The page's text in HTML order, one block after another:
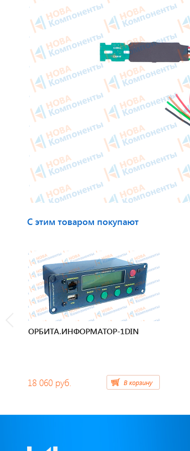
Приборные панели
Распродажа
Видеонаблюдение на транспорте
GPS и ГЛОНАСС трекеры
Датчики уровня топлива
Блоки СКЗИ (НКМ)
С этим товаром покупают
ОРБИТА.ИНФОРМАТОР-1DIN
18 060 руб. В корзину